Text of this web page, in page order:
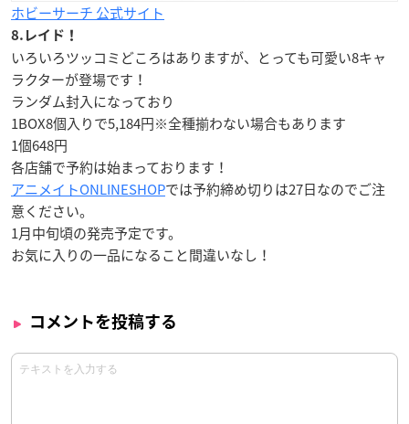
ホビーサーチ 公式サイト
8.レイド！
いろいろツッコミどころはありますが、とっても可愛い8キャ
ラクターが登場です！
ランダム封入になっており
1BOX8個入りで5,184円※全種揃わない場合もあります
1個648円
各店舗で予約は始まっております！
アニメイトONLINESHOPでは予約締め切りは27日なのでご注
意ください。
1月中旬頃の発売予定です。
お気に入りの一品になること間違いなし！
コメントを投稿する